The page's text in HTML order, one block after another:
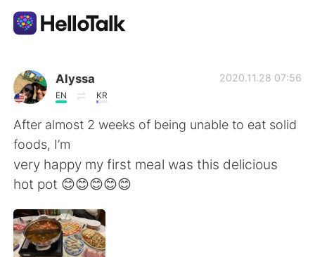
語学交換アプリ
AI Grammar Checker
日本語
English
繁體中文
Alyssa
EN KR
2020.11.28 07:56
After almost 2 weeks of being unable to eat solid
foods, I’m
very happy my first meal was this delicious
hot pot 😊😊😊😊😊